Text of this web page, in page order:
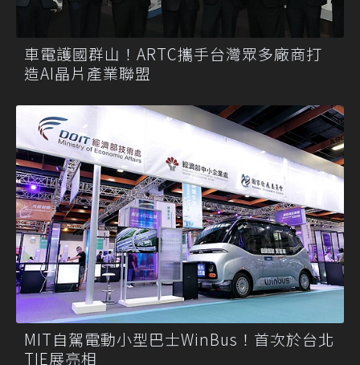
車電護國群山！ARTC攜手台灣眾多廠商打
造AI晶片產業聯盟
MIT自駕電動小型巴士WinBus！首次於台北
TIE展亮相